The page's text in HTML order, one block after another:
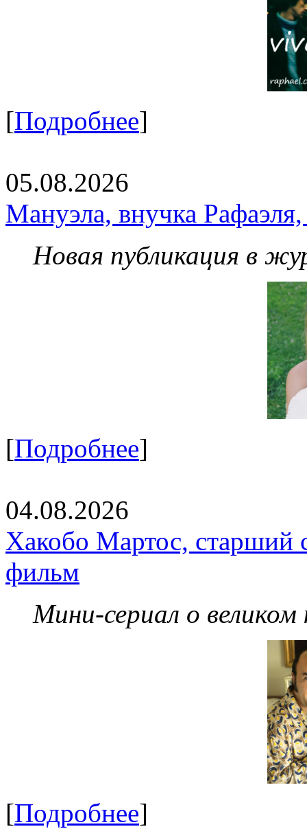
[Подробнее]
05.08.2026
Мануэла, внучка
Новая публикация в
[Подробнее]
04.08.2026
Хакобо Мартос, старший
фильм
Мини-сериал о великом
[Подробнее]